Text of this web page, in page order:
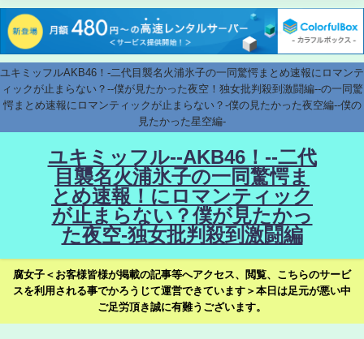
ユキミッフルAKB46！-二代目襲名火浦氷子の一同驚愕まとめ速報にロマンテ
ィックが止まらない？--僕が見たかった夜空！独女批判殺到激闘編--の一同驚
愕まとめ速報にロマンティックが止まらない？-僕の見たかった夜空編--僕の
見たかった星空編-
ユキミッフル--AKB46！--二代
目襲名火浦氷子の一同驚愕ま
とめ速報！にロマンティック
が止まらない？僕が見たかっ
た夜空-独女批判殺到激闘編
腐女子＜お客様皆様が掲載の記事等へアクセス、閲覧、こちらのサービ
スを利用される事でかろうじて運営できています＞本日は足元が悪い中
ご足労頂き誠に有難うございます。